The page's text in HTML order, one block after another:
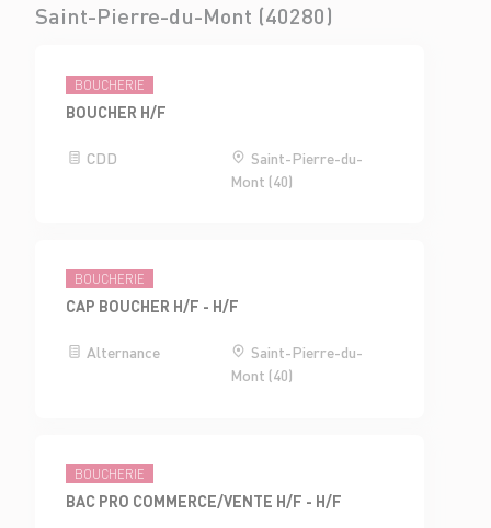
Saint-Pierre-du-Mont (40280)
BOUCHERIE
BOUCHER H/F
CDD
Saint-Pierre-du-
Mont (40)
BOUCHERIE
CAP BOUCHER H/F - H/F
Alternance
Saint-Pierre-du-
Mont (40)
BOUCHERIE
BAC PRO COMMERCE/VENTE H/F - H/F